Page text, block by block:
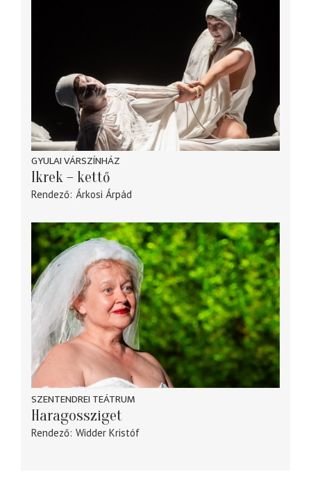
GYULAI VÁRSZÍNHÁZ
Ikrek – kettő
Rendező Árkosi Árpád
SZENTENDREI TEÁTRUM
Haragossziget
Rendező Widder Kristóf